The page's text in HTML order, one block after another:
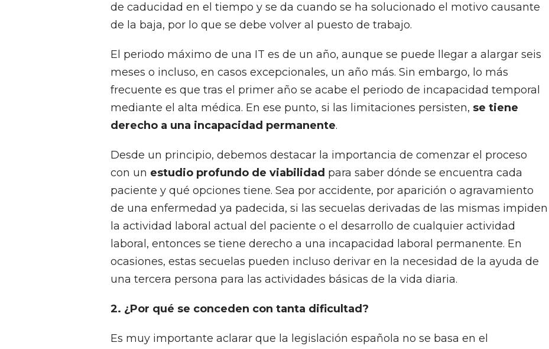
de caducidad en el tiempo y se da cuando se ha solucionado el motivo causante
de la baja, por lo que se debe volver al puesto de trabajo.
El periodo máximo de una IT es de un año, aunque se puede llegar a alargar seis
meses o incluso, en casos excepcionales, un año más. Sin embargo, lo más
frecuente es que tras el primer año se acabe el periodo de incapacidad temporal
mediante el alta médica. En ese punto, si las limitaciones persisten, se tiene
derecho a una incapacidad permanente.
Desde un principio, debemos destacar la importancia de comenzar el proceso
con un estudio profundo de viabilidad para saber dónde se encuentra cada
paciente y qué opciones tiene. Sea por accidente, por aparición o agravamiento
de una enfermedad ya padecida, si las secuelas derivadas de las mismas impiden
la actividad laboral actual del paciente o el desarrollo de cualquier actividad
laboral, entonces se tiene derecho a una incapacidad laboral permanente. En
ocasiones, estas secuelas pueden incluso derivar en la necesidad de la ayuda de
una tercera persona para las actividades básicas de la vida diaria.
2. ¿Por qué se conceden con tanta dificultad?
Es muy importante aclarar que la legislación española no se basa en el